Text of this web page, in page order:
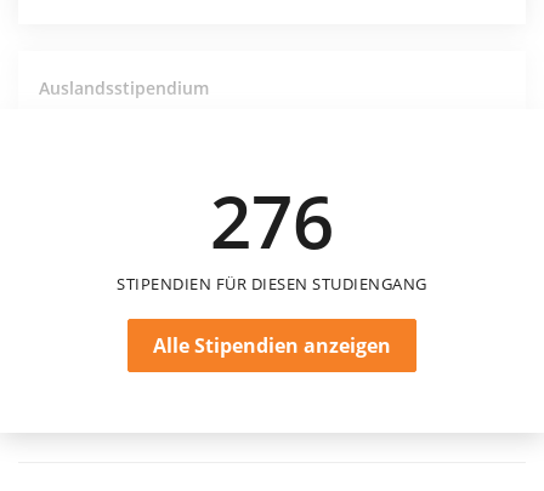
Auslandsstipendium
276
STIPENDIEN FÜR DIESEN STUDIENGANG
Alle Stipendien anzeigen